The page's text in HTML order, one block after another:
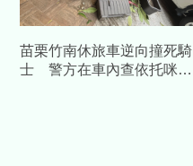
苗栗竹南休旅車逆向撞死騎
士 警方在車內查依托咪酯